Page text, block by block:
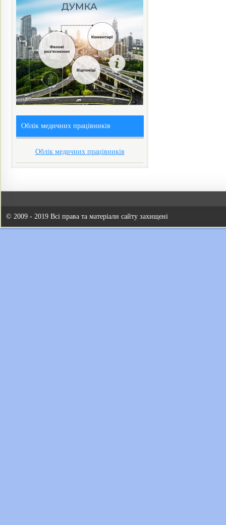
Облік медичних працівників
Облік медичних працівників
© 2009 - 2019 Всі права та матеріали сайту захищені